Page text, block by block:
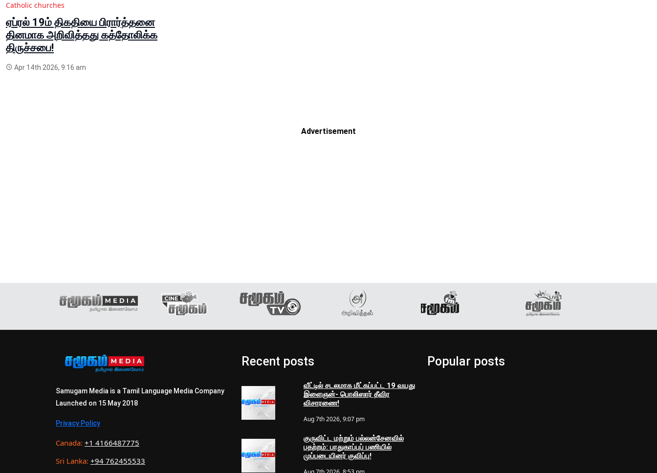
Catholic churches
ஏப்ரல் 19ம் திகதியை பிரார்த்தனை
தினமாக அறிவித்தது கத்தோலிக்க
திருச்சபை!
Apr 14th 2026, 9:16 am
Advertisement
Samugam Media is a Tamil Language Media Company
Launched on 15 May 2018
Privacy Policy
Canada: +1 4166487775
Sri Lanka: +94 762455533
Recent posts
வீட்டில் சடலமாக மீட்கப்பட்ட 19 வயது
இளைஞன்- பொலிஸார் தீவிர
விசாரணை!
Aug 7th 2026, 9:07 pm
குருவிட்ட மற்றும் பல்லன்சேனவில்
பதற்றம்: பாதுகாப்புப் பணியில்
முப்படையினர் குவிப்பு!
Popular posts